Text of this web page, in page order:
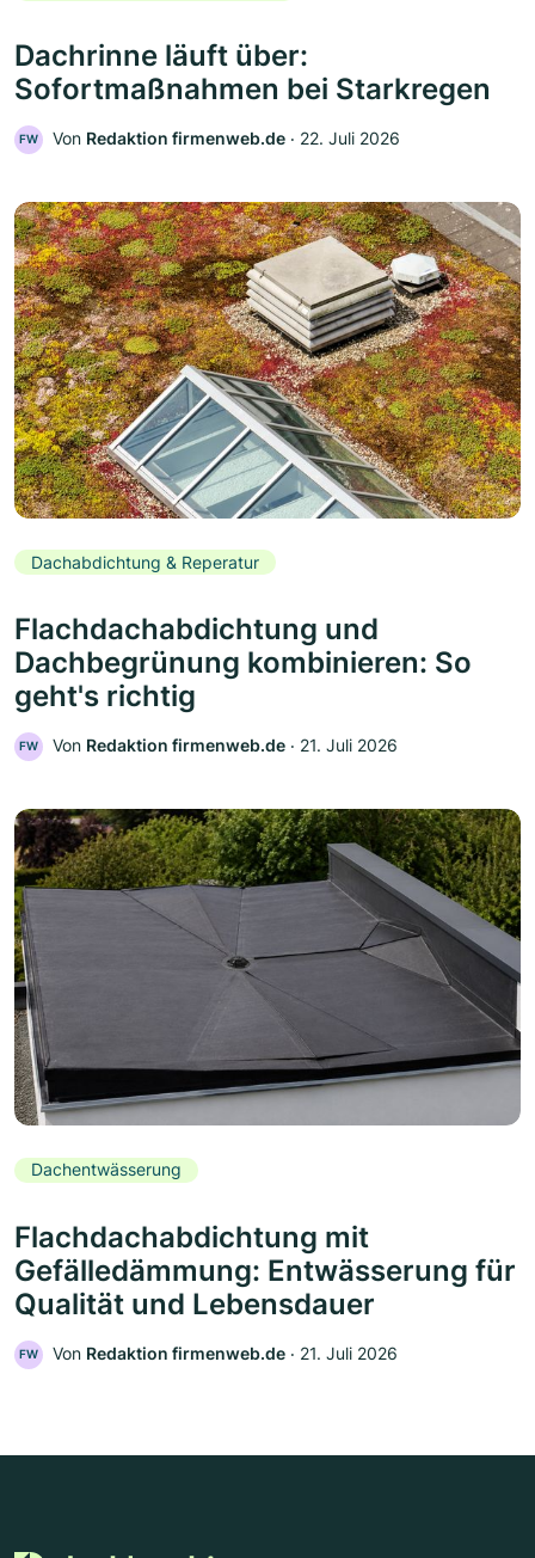
Dachrinne läuft über:
Sofortmaßnahmen bei Starkregen
FW Von Redaktion firmenweb.de ‧ 22. Juli 2026
Dachabdichtung & Reperatur
Flachdachabdichtung und
Dachbegrünung kombinieren: So
geht's richtig
FW Von Redaktion firmenweb.de ‧ 21. Juli 2026
Dachentwässerung
Flachdachabdichtung mit
Gefälledämmung: Entwässerung für
Qualität und Lebensdauer
FW Von Redaktion firmenweb.de ‧ 21. Juli 2026